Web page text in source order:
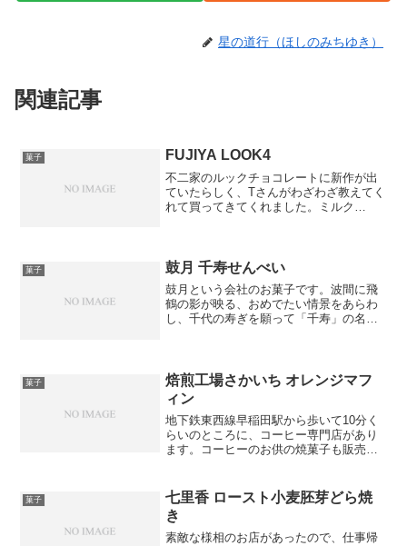
星の道行（ほしのみちゆき）
関連記事
菓子 FUJIYA LOOK4
不二家のルックチョコレートに新作が出
ていたらしく、Tさんがわざわざ教えてく
れて買ってきてくれました。ミルク
ョコレートが、市販...
菓子 鼓月 千寿せんべい
鼓月という会社のお菓子です。波間に飛
鶴の影が映る、おめでたい情景をあらわ
し、千代の寿ぎを願って「千寿」の名が
年の誕生より長きにわたっ...
菓子
焙煎工場さかいち オレンジマフ
ィン
地下鉄東西線早稲田駅から歩いて10分く
らいのところに、コーヒー専門店があり
ます。コーヒーのお供の焼菓子も販売し
と焼菓子一つの値段が300円くらいするの
で、驚きました...
菓子
七里香 ロースト小麦胚芽どら焼
き
素敵な様相のお店があったので、仕事帰